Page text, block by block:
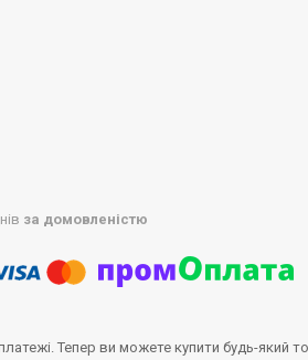
за домовленістю
Тепер ви можете купити будь-який